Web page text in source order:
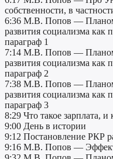
собственности, в
6:36 М.В. Попов —
развития социализма как
параграф 1
7:14 М.В. Попов —
развития социализма как
параграф 2
7:38 М.В. Попов —
развития социализма как
параграф 3
8:29 Что такое зарплата, и
9:00 День в истории
9:12 Постановление РКР
9:16 М.В. Попов —